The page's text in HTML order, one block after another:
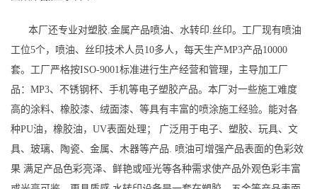
本厂还专业对塑胶.金属产品喷油、水转印.丝印。工厂现有喷油
工位5个，喷油、丝印技术人员10多人，每天生产MP3产品10000
套。工厂严格按ISO-9001标准进行生产经营和管理，主导加工厂
品：MP3、不锈钢杯、手机等电子塑胶产品。本厂对一些施工难度
高的涂料、橡胶漆、绒面漆、等具有丰富的喷涂施工经验。能对各
种PU油，橡胶油，UV表面处理； 广泛用于电子、塑胶、玩具、文
具、玻璃、陶瓷、金属、木器等产品. 喷油可增强产品表面的色彩效
果 满足产品色彩亮泽、鲜艳或哑光等各种需求使产品外观色彩丰富